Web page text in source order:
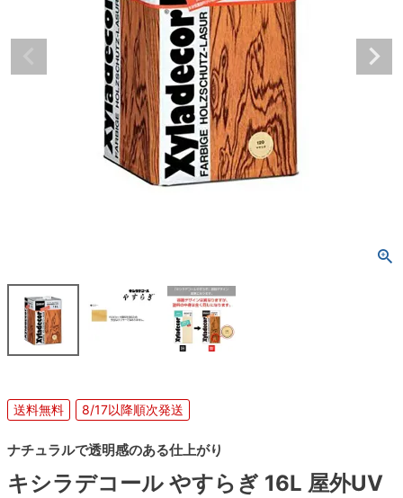
送料無料 8/17以降順次発送
ナチュラルで透明感のある仕上がり
キシラデコール やすらぎ 16L 屋外UV